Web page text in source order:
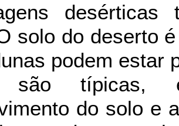
desérticas
solo do deserto
podem estar
são típicas,
do solo e